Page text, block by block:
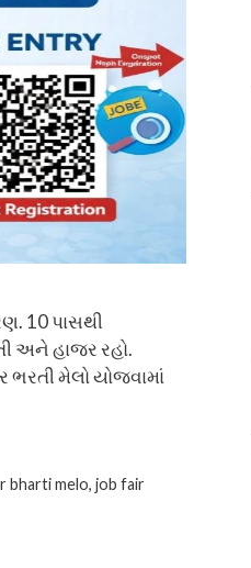
10 પાસથી
અને હાજર રહો.
ભરતી મેલો યોજવામાં
bharti melo,job fair